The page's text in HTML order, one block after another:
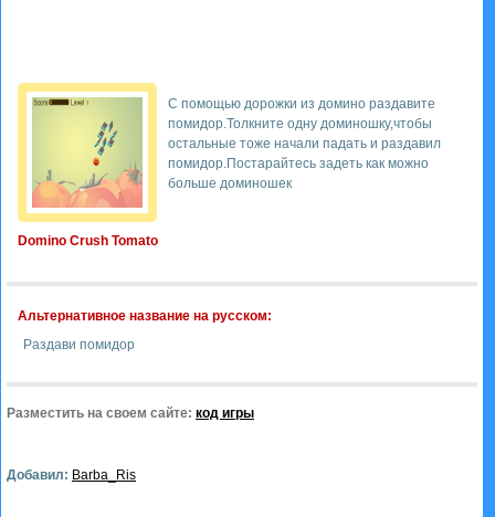
Domino Crush Tomato
С помощью дорожки из домино раздавите
помидор.Толкните одну доминошку,чтобы
остальные тоже начали падать и раздавил
помидор.Постарайтесь задеть как можно
больше доминошек
Альтернативное название на русском:
Раздави помидор
Разместить на своем сайте: код игры
Добавил: Barba_Ris